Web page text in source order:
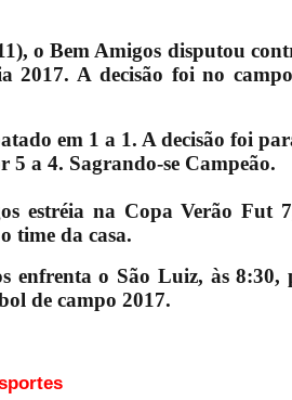
o Bem Amigos disputou
2017. A decisão foi no
em 1 a 1. A decisão foi
5 a 4. Sagrando-se Campeão.
estréia na Copa Verão Fut
time da casa.
enfrenta o São Luiz, às 8:30,
de campo 2017.
Cerquilho Esportes